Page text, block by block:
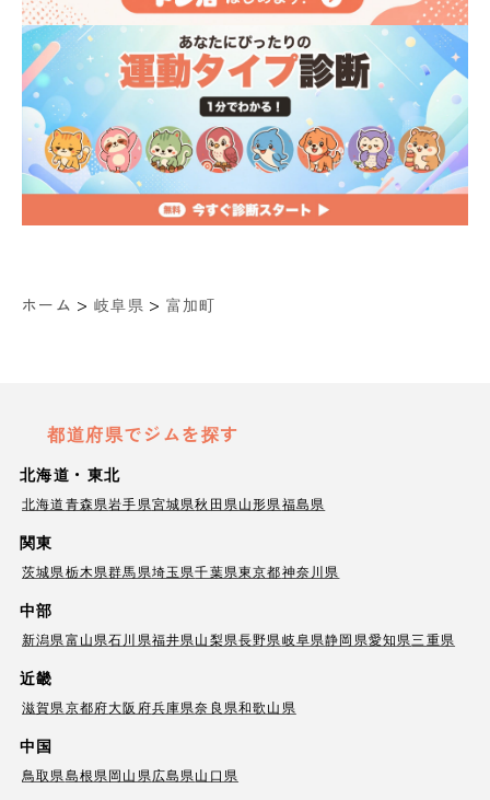
ホーム > 岐阜県 > 富加町
都道府県でジムを探す
北海道・東北
北海道青森県岩手県宮城県秋田県山形県福島県
関東
茨城県栃木県群馬県埼玉県千葉県東京都神奈川県
中部
新潟県富山県石川県福井県山梨県長野県岐阜県静岡県愛知県三重県
近畿
滋賀県京都府大阪府兵庫県奈良県和歌山県
中国
鳥取県島根県岡山県広島県山口県